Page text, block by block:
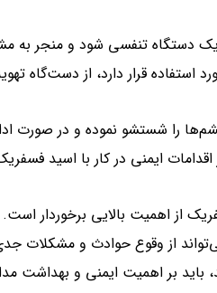
دستگاه تنفسی شود و منجر به
استفاده قرار دارد، از دست‌گاه
را شستشو نموده و در صورت
ایمنی در کار با اسید
از اهمیت بالایی برخوردار
از وقوع حوادث و مشکلات
باید بر اهمیت ایمنی و بهداشت